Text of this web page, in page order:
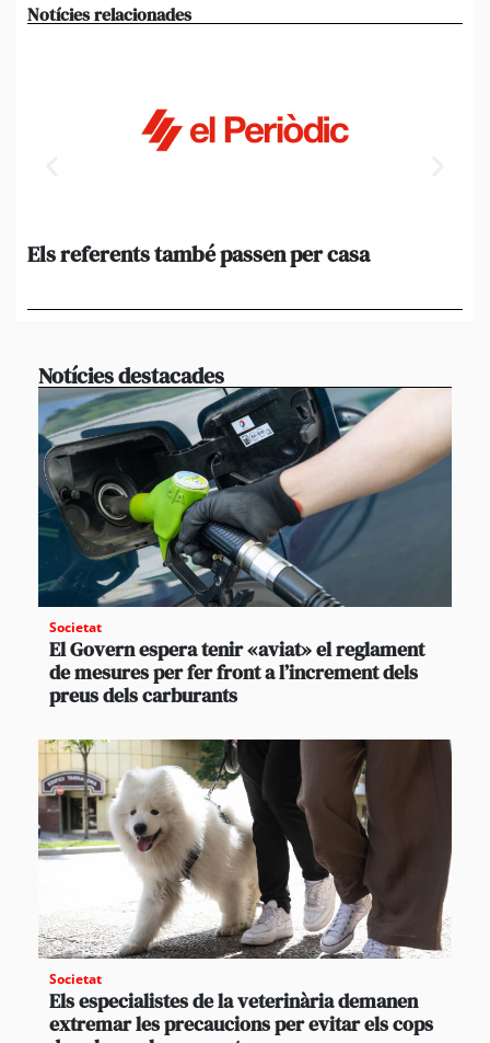
Notícies relacionades
Els referents també passen per casa
Notícies destacades
Societat
El Govern espera tenir «aviat» el reglament
de mesures per fer front a l’increment dels
preus dels carburants
Societat
Els especialistes de la veterinària demanen
extremar les precaucions per evitar els cops